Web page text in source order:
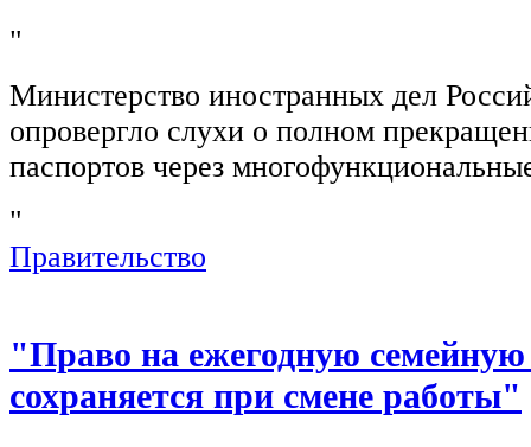
"
Министерство иностранных дел
опровергло слухи о полном
паспортов через
"
Правительство
"Право на ежегодную
сохраняется при смене работы"